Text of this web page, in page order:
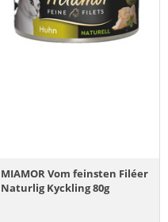
MIAMOR Vom feinsten Filéer
Naturlig Kyckling 80g